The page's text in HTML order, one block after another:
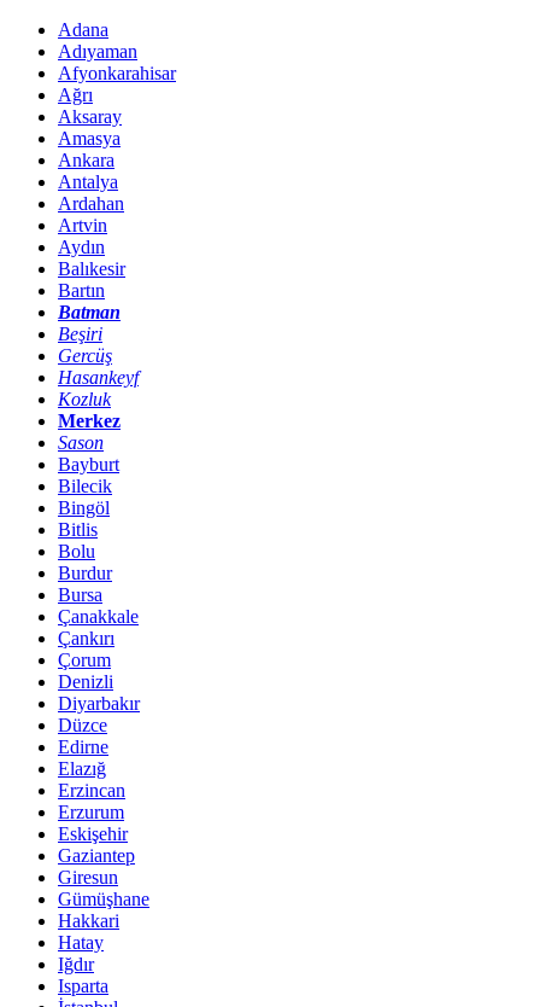
Adana
Adıyaman
Afyonkarahisar
Ağrı
Aksaray
Amasya
Ankara
Antalya
Ardahan
Artvin
Aydın
Balıkesir
Bartın
Batman
Beşiri
Gercüş
Hasankeyf
Kozluk
Merkez
Sason
Bayburt
Bilecik
Bingöl
Bitlis
Bolu
Burdur
Bursa
Çanakkale
Çankırı
Çorum
Denizli
Diyarbakır
Düzce
Edirne
Elazığ
Erzincan
Erzurum
Eskişehir
Gaziantep
Giresun
Gümüşhane
Hakkari
Hatay
Iğdır
Isparta